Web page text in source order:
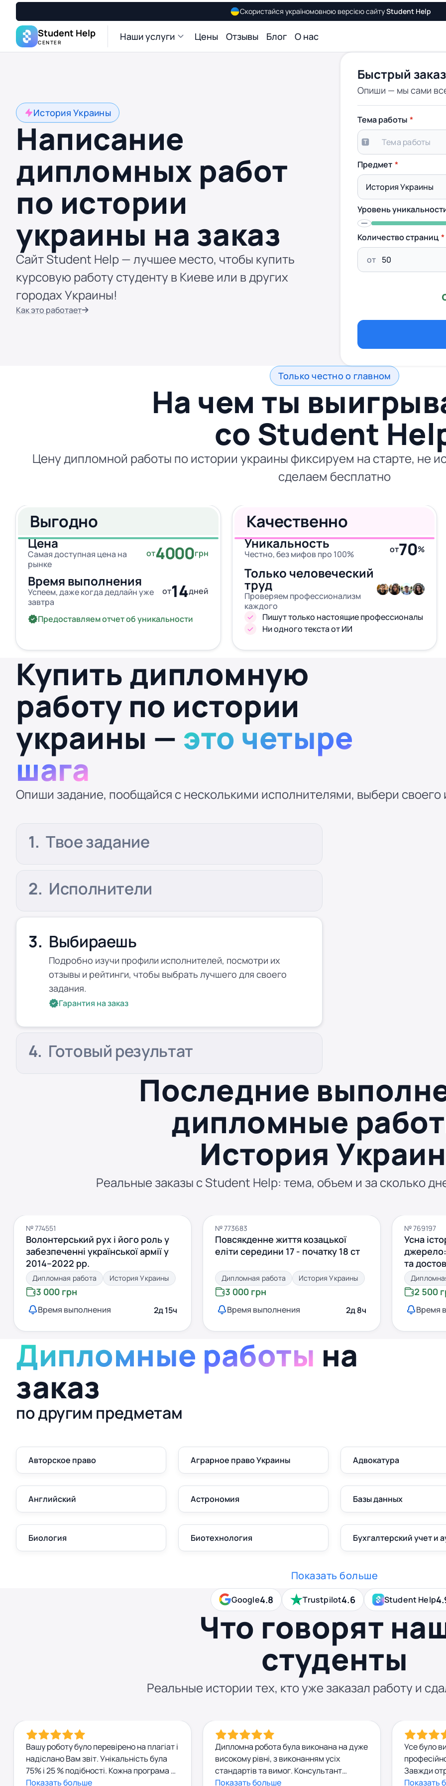
Скористайся україномовною версією сайтуStudent Help
Student Help
CENTER Наши услуги Цены Отзывы Блог О нас
История Украины
Написание
дипломных работ
по истории
украины на заказ
Сайт Student Help — лучшее место, чтобы купить
курсовую работу студенту в Киеве или в других
городах Украины!
Как это работает
Быстрый заказ
Опиши — мы сами
Тема работы
Предмет
Уровень
Количество страниц
от
Только честно о главном
На чем ты
со Student
Цену дипломной работы по истории украины фиксируем на старте, не
сделаем бесплатно
Выгодно
Цена
Самая доступная цена на
рынке
от4000грн
Время выполнения
Успеем, даже когда дедлайн уже
завтра
от14дней
Предоставляем отчет об уникальности
Качественно
Уникальность
Честно, без мифов про 100% от70%
Только человеческий
труд
Проверяем профессионализм
каждого
Пишут только настоящие профессионалы
Ни одного текста от ИИ
Купить дипломную
работу по истории
украины — это четыре
шага
Опиши задание, пообщайся с несколькими исполнителями, выбери своего
Твое задание
Исполнители
Выбираешь
Подробно изучи профили исполнителей, посмотри их
отзывы и рейтинги, чтобы выбрать лучшего для своего
задания.
Гарантия на заказ
Готовый результат
Последние
дипломные
История
Реальные заказы с Student Help: тема, объем и за сколько
№ 774551
Волонтерський рух і його роль у
забезпеченні української армії у
2014–2022 рр.
Дипломная работа История Украины
3 000 грн
Время выполнения 2д 15ч
№ 773683
Повсякденне життя козацької
еліти середини 17 - початку 18 ст
Дипломная работа История Украины
3 000 грн
Время выполнения 2д 8ч
№ 769197
Усна
джерело:
та
2 500
Время
Дипломные работы на
заказ
по другим предметам
Авторское право Аграрное право Украины Адвокатура
Английский Астрономия Базы данных
Биология Биотехнология Бухгалтерский учет и
Показать больше
Google4.8 Trustpilot4.6 Student Help
Что говорят
студенты
Реальные истории тех, кто уже заказал работу и
Вашу роботу було перевірено на плагіат і
надіслано Вам звіт. Унікальність була
75% і 25 % подібності. Кожна програма з
перевірки може мати похибку на кілька
Показать больше
Дипломна робота була виконана на дуже
високому рівні, з виконанням усіх
стандартів та вимог. Консультант
вносив редагування і під час і іноді
Показать больше
Усе було
Завжди
допомогу
Показать